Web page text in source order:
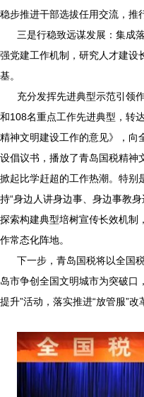
稳步推进干部选拔任用交流，推
三是行稳致远谋发展：集成
强党建工作机制，研究人才建设
基。
充分发挥先进典型示范引领
和108名重点工作先进典型，转
精神文明建设工作的意见》，向
设倡议书，播放了青岛国税精神
掀起比学赶超的工作热潮。特别
持“身边人讲身边事、身边事教
探索构建典型培树宣传长效机制
作常态化阵地。
下一步，青岛国税将以全国
岛市争创全国文明城市为突破口
提升”活动，落实推进“放管服”